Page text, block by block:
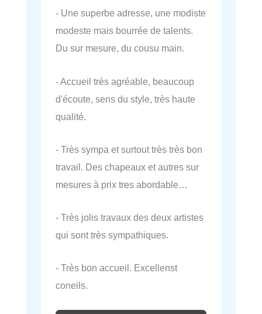
- Une superbe adresse, une modiste
modeste mais bourrée de talents.
Du sur mesure, du cousu main.
- Accueil très agréable, beaucoup
d'écoute, sens du style, très haute
qualité.
- Très sympa et surtout très très bon
travail. Des chapeaux et autres sur
mesures à prix tres abordable…
- Très jolis travaux des deux artistes
qui sont très sympathiques.
- Très bon accueil. Excellenst
coneils.